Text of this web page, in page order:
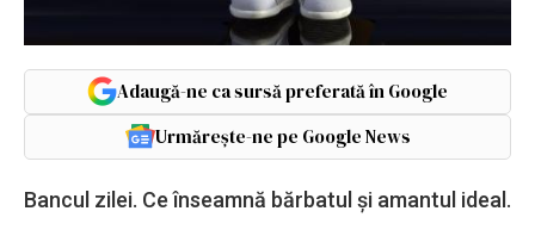
Adaugă-ne ca sursă preferată în Google
Urmărește-ne pe Google News
Bancul zilei. Ce înseamnă bărbatul și amantul ideal.